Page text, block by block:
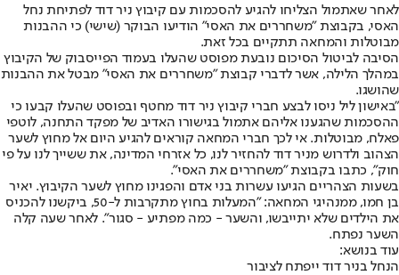
לאחר שאתמול הצליחו להגיע להסכמות עם קיבוץ ניר דוד לפתיחת נחל
האסי, בקבוצת "משחררים את האסי" הודיעו הבוקר (שישי) כי ההבנות
מבוטלות והמחאה תתקיים בכל זאת.
הסיבה לביטול הסיכום נובעת מפוסט שהעלו בעמוד הפייסבוק של הקיבוץ
במהלך הלילה, אשר לדברי קבוצת "משחררים את האסי" מבטל את ההבנות
שהושגו.
"באישון ליל ניסו לבצע חברי קיבוץ ניר דוד מחטף ובפוסט שהעלו קבעו כי
ההסכמות שהגענו אליהם אתמול בגישורו האדיב של מפקד התחנה, לוטפי
פאלח, מבוטלות. אי לכך חברי המחאה קוראים להגיע היום אל מחוץ לשער
הצהוב ולדרוש מניר דוד להחזיר לנו, כל אזרחי המדינה, את ששייך לנו על פי
חוק", כתבו בקבוצת "משחררים את האסי".
בשעות הצהריים הגיעו עשרות בני אדם והפגינו מחוץ לשער הקיבוץ. יאיר
בן חמו, ממנהיגי המחאה: "המעלות בחוץ מתקרבות ל-50, ביקשנו להכניס
את הילדים שלא יתייבשו, והשער - כמה מפתיע - סגור". לאחר שעה קלה
השער נפתח.
עוד בנושא:
הנחל בניר דוד ייפתח לציבור